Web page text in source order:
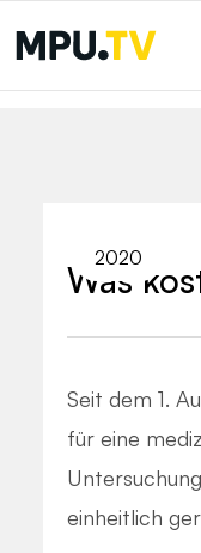
2020
Was
Seit dem 1.
für eine
einheitlich